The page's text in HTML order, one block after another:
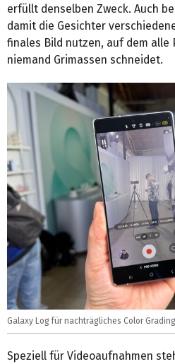
erfüllt denselben Zweck. Auch
damit die Gesichter
finales Bild nutzen, auf dem alle
niemand Grimassen schneidet.
Galaxy Log für nachträgliches Color Grading
Speziell für Videoaufnahmen